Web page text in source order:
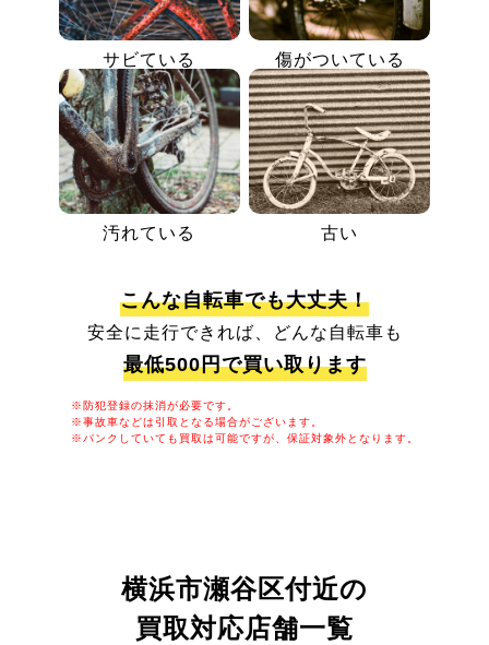
サビている 傷がついている
汚れている 古い
こんな自転車でも大丈夫！
安全に走行できれば、どんな自転車も
最低500円で買い取ります
※防犯登録の抹消が必要です。
※事故車などは引取となる場合がございます。
※パンクしていても買取は可能ですが、保証対象外となります。
横浜市瀬谷区付近の
買取対応店舗一覧